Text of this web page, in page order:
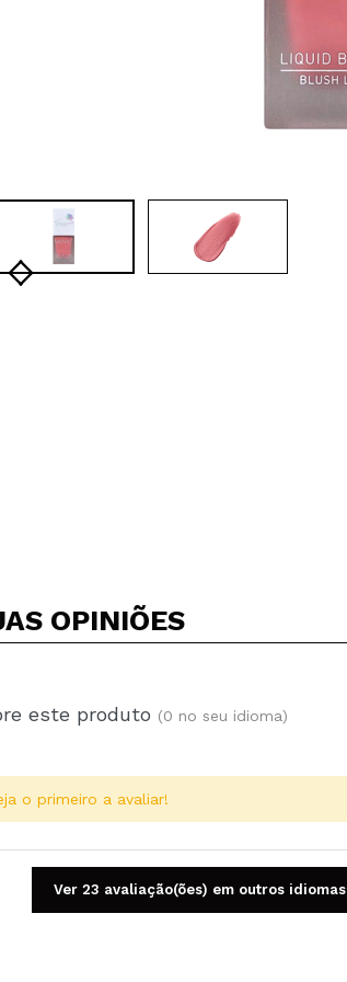
OPINIÕES
este produto (0 no seu idioma)
o primeiro a avaliar!
Ver 23 avaliação(ões) em outros idiomas